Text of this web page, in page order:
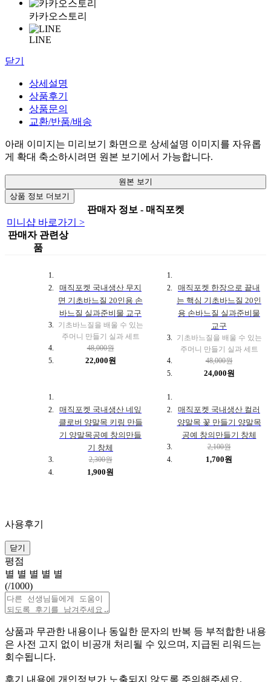
카카오스토리
LINE
닫기
상세설명
상품후기
상품문의
교환/반품/배송
아래 이미지는 미리보기 화면으로 상세설명 이미지를 자유롭
게 확대 축소하시려면 원본 보기에서 가능합니다.
원본 보기
상품 정보 더보기
판매자 정보 - 매직포켓
미니샵 바로가기 >
판매자 관련상
품
매직포켓 국내생산 무지
면 기초바느질 20인용 손
바느질 실과준비물 교구
기초바느질을 배울 수 있는
주머니 만들기 실과 세트
48,000원
22,000원
매직포켓 한장으로 끝내
는 핵심 기초바느질 20인
용 손바느질 실과준비물
교구
기초바느질을 배울 수 있는
주머니 만들기 실과 세트
48,000원
24,000원
매직포켓 국내생산 네잎
클로버 양말목 키링 만들
기 양말목공예 창의만들
기 창체
2,300원
1,900원
매직포켓 국내생산 컬러
양말목 꽃 만들기 양말목
공예 창의만들기 창체
2,100원
1,700원
사용후기
닫기
평점
별 별 별 별 별
(/1000)
상품과 무관한 내용이나 동일한 문자의 반복 등 부적합한 내용
은 사전 고지 없이 비공개 처리될 수 있으며, 지급된 리워드는
회수됩니다.
후기 내용에 개인정보가 노출되지 않도록 주의해주세요.